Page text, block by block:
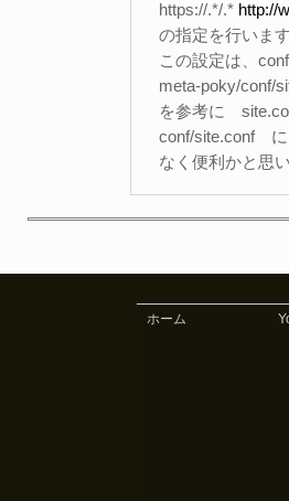
https://.*/.* http://
の指定を行います
この設定は、
meta-poky/conf/
を参考に
conf/site.conf に
なく便利かと思い
ホーム